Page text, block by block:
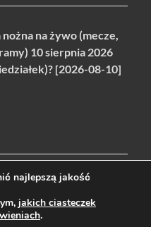
nożna na żywo (mecze,
10 sierpnia 2026
[2026-08-10]
cyfrowa, Radio,
najlepszą jakość
jakich ciasteczek
.